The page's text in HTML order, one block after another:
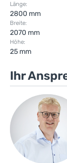
Länge:
2800 mm
Breite:
2070 mm
Höhe:
25 mm
Ihr